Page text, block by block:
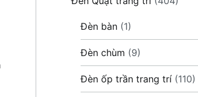
Đèn bàn (1)
Đèn chùm (9)
Đèn ốp trần trang trí (110)